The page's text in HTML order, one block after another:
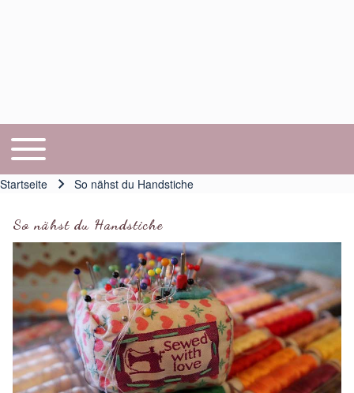
Hauptnavigation
Toggle main menu
Startseite So nähst du Handstiche
So nähst du Handstiche